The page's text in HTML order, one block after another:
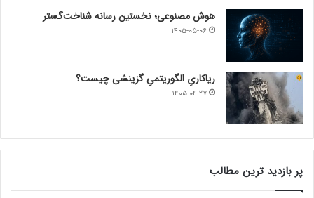
هوش مصنوعی؛ نخستین رسانه شناخت‌گستر
۱۴۰۵-۰۵-۰۶
ریاکاریِ الگوریتمیِ گزینشی چیست؟
۱۴۰۵-۰۴-۲۷
پر بازدید ترین مطالب